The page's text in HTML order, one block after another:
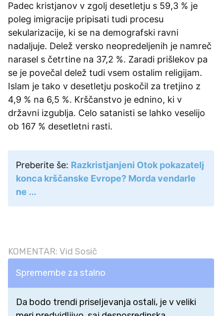
Padec kristjanov v zgolj desetletju s 59,3 % je
poleg imigracije pripisati tudi procesu
sekularizacije, ki se na demografski ravni
nadaljuje. Delež versko neopredeljenih je namreč
narasel s četrtine na 37,2 %. Zaradi prišlekov pa
se je povečal delež tudi vsem ostalim religijam.
Islam je tako v desetletju poskočil za tretjino z
4,9 % na 6,5 %. Krščanstvo je ednino, ki v
državni izgublja. Celo satanisti se lahko veselijo
ob 167 % desetletni rasti.
Preberite še: Razkristjanjeni Otok pokazatelj
konca krščanske Evrope? Morda vendarle
ne ...
KOMENTAR: Vid Sosič
Spremembe za stalno
Da bodo trendi priseljevanja ostali, je v veliki